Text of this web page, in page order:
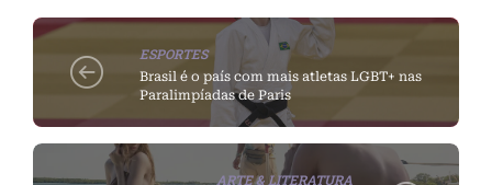
ESPORTES
Brasil é o país com mais atletas LGBT+ nas
Paralimpíadas de Paris
ARTE & LITERATURA